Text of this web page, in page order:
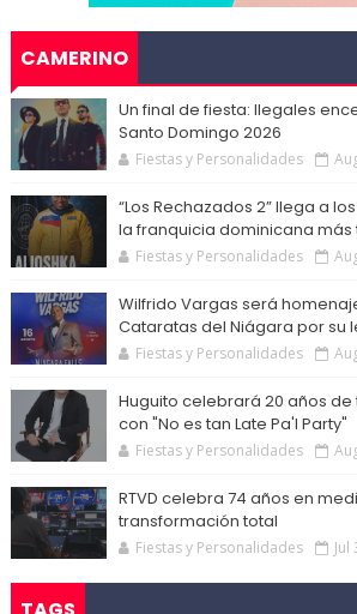
CAMERINO
Un final de fiesta: Ilegales
Santo Domingo 2026
Fiestas y Personalidades
“Los Rechazados 2” llega a
la franquicia dominicana más
Fiestas y Personalidades
Wilfrido Vargas será
Cataratas del Niágara por su
Fiestas y Personalidades
Huguito celebrará 20 años
con "No es tan Late Pa'l Party"
Fiestas y Personalidades
RTVD celebra 74 años en
transformación total
Fiestas y Personalidades Jul